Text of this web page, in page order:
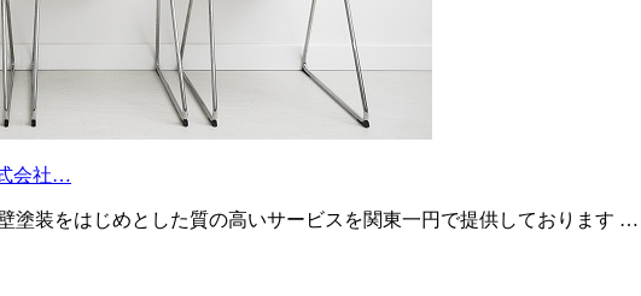
会社…
塗装をはじめとした質の高いサービスを関東一円で提供しております …